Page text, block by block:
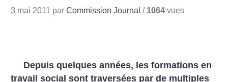
3 mai 2011 parCommission Journal / 1064 vues
Depuis quelques années, les formations en
travail social sont traversées par de multiples